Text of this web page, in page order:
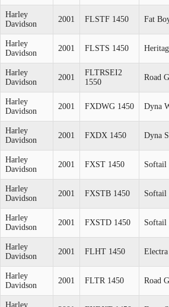
Harley
Davidson
2001 FLSTF 1450 Fat
Harley
Davidson
2001 FLSTS 1450
Harley
Davidson
2001
FLTRSEI2
1550
Road
Harley
Davidson
2001 FXDWG 1450 Dyna
Harley
Davidson
2001 FXDX 1450 Dyna
Harley
Davidson
2001 FXST 1450 Softail
Harley
Davidson
2001 FXSTB 1450 Softail
Harley
Davidson
2001 FXSTD 1450 Softail
Harley
Davidson
2001 FLHT 1450
Harley
Davidson
2001 FLTR 1450 Road
Harley